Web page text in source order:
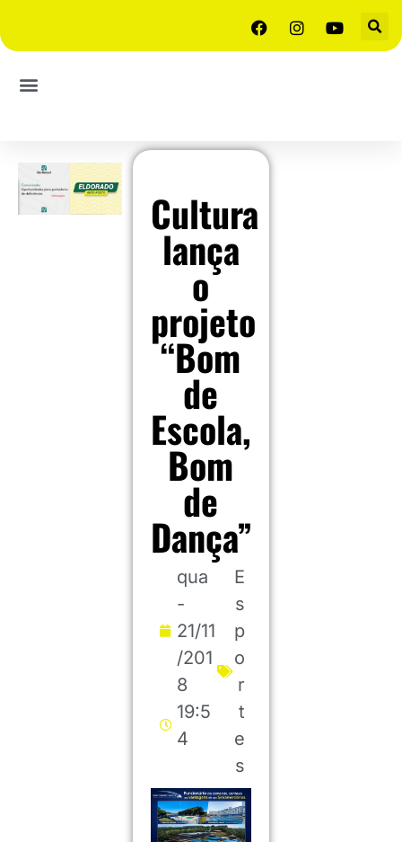
Cultura
lança
o
projeto
“Bom
de
Escola,
Bom
de
Dança”
qua
-
21/11
/201
8
19:5
4
E
s
p
o
r
t
e
s